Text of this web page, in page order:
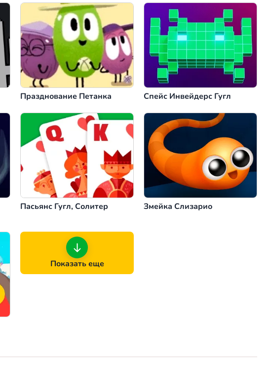
Празднование Петанка Спейс Инвейдерс Гугл
Пасьянс Гугл, Солитер Змейка Слизарио
Показать еще